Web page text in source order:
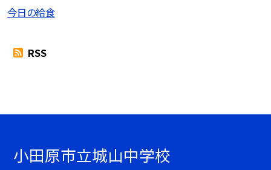
今日の給食
RSS
小田原市立城山中学校